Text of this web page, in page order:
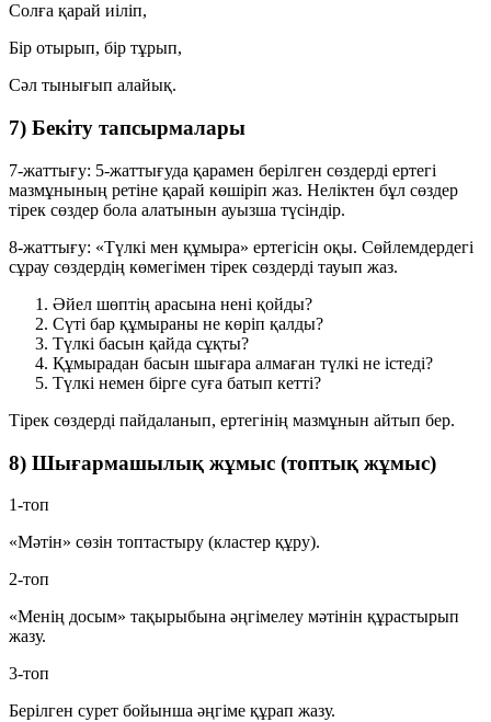
Солға қарай иіліп,
Бір отырып, бір тұрып,
Сәл тынығып алайық.
7) Бекіту тапсырмалары
7-жаттығу: 5-жаттығуда қарамен берілген сөздерді ертегі
мазмұнының ретіне қарай көшіріп жаз. Неліктен бұл сөздер
тірек сөздер бола алатынын ауызша түсіндір.
8-жаттығу: «Түлкі мен құмыра» ертегісін оқы. Сөйлемдердегі
сұрау сөздердің көмегімен тірек сөздерді тауып жаз.
Әйел шөптің арасына нені қойды?
Сүті бар құмыраны не көріп қалды?
Түлкі басын қайда сұқты?
Құмырадан басын шығара алмаған түлкі не істеді?
Түлкі немен бірге суға батып кетті?
Тірек сөздерді пайдаланып, ертегінің мазмұнын айтып бер.
8) Шығармашылық жұмыс (топтық жұмыс)
1-топ
«Мәтін» сөзін топтастыру (кластер құру).
2-топ
«Менің досым» тақырыбына әңгімелеу мәтінін құрастырып
жазу.
3-топ
Берілген сурет бойынша әңгіме құрап жазу.